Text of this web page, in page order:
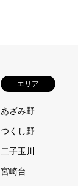
エリア
あざみ野
つくし野
二子玉川
宮崎台